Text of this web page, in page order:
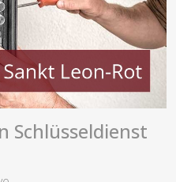
Schlüsseldienst